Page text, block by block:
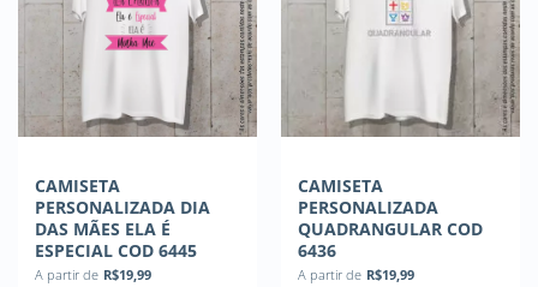
CAMISETA
PERSONALIZADA DIA
DAS MÃES ELA É
ESPECIAL COD 6445
A partir de R$19,99
CAMISETA
PERSONALIZADA
QUADRANGULAR COD
6436
A partir de R$19,99